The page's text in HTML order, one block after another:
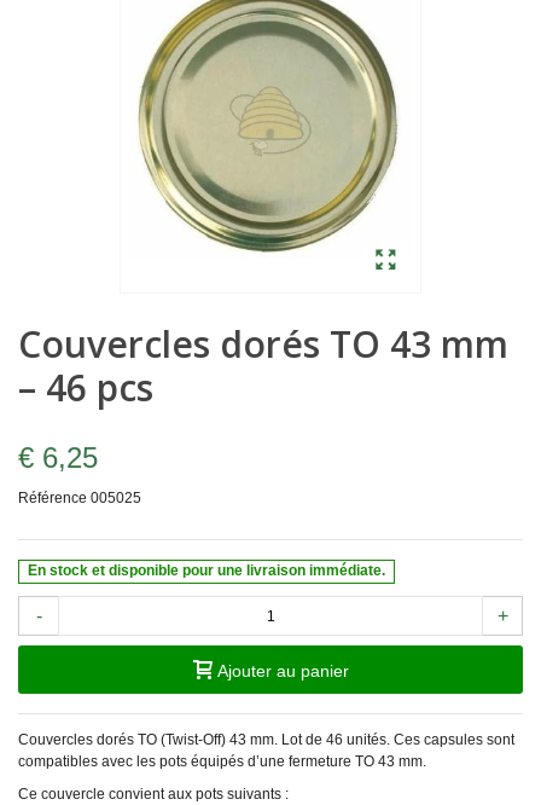
Couvercles dorés TO 43 mm
– 46 pcs
€ 6,25
Référence 005025
En stock et disponible pour une livraison immédiate.
- +
Ajouter au panier
Couvercles dorés TO (Twist-Off) 43 mm. Lot de 46 unités. Ces capsules sont
compatibles avec les pots équipés d’une fermeture TO 43 mm.
Ce couvercle convient aux pots suivants :